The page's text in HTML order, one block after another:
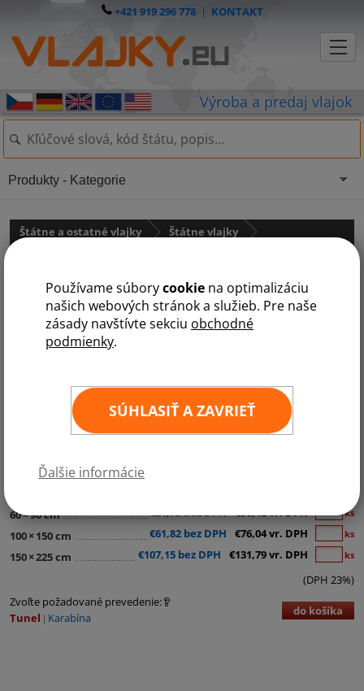
Používame súborycookie na optimalizáciu
našich webových stránok a služieb. Pre naše
zásady navštívte sekciu obchodné
podmienky.
SÚHLASIŤ A ZAVRIEŤ
Ďalšie informácie
+421 919 296 778| KONTAKT
Štátne a ostatné vlajky
Štátne vlajky
Vlajka Guatemaly
60×90 cm ks
100× 150 cm €61,82 bez DPH €76,04 vr. DPH ks
150×225 cm €107,15 bez DPH €131,79 vr. DPH ks
(DPH 23%)
Zvoľte požadované prevedenie:
Tunel
Karabína do košíka
Produkty - Kategorie